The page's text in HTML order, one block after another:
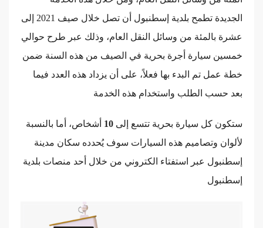
الجديدة تطمح بلدية إسطنبول أن تصل خلال صيف 2021 إلى
عشرة بالمئة من وسائل النقل العام، وذلك عبر طرح حوالي
خمسين سيارة أجرة بحرية في الصيف من هذه السنة ضمن
خطة عمل تم البدء بها فعلاً، على أن يزداد هذه العدد فيما
بعد حسب الطلب واستخدام هذه الخدمة
ستكون كل سيارة بحرية تتسع إلى 10 أشخاص، أما بالنسبة
لألوان وتصاميم هذه السيارات سوف يُحدده سكان مدينة
إسطنبول عبر استفتاء الكتروني من خلال أحد منصات بلدية
إسطنبول